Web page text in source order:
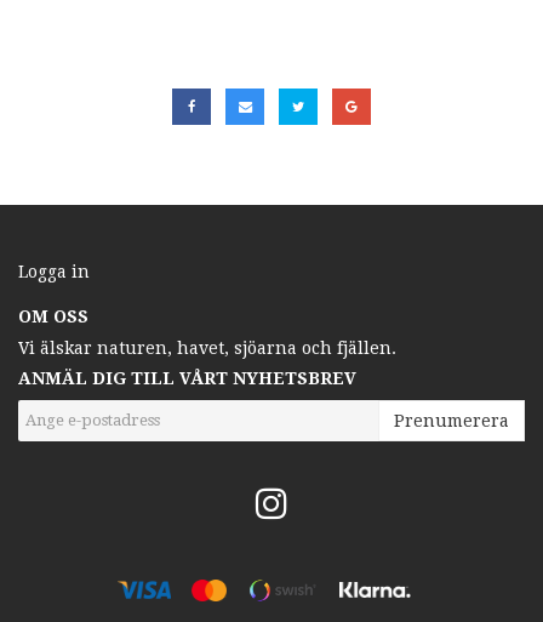
Logga in
OM OSS
Vi älskar naturen, havet, sjöarna och fjällen.
ANMÄL DIG TILL VÅRT NYHETSBREV
Prenumerera